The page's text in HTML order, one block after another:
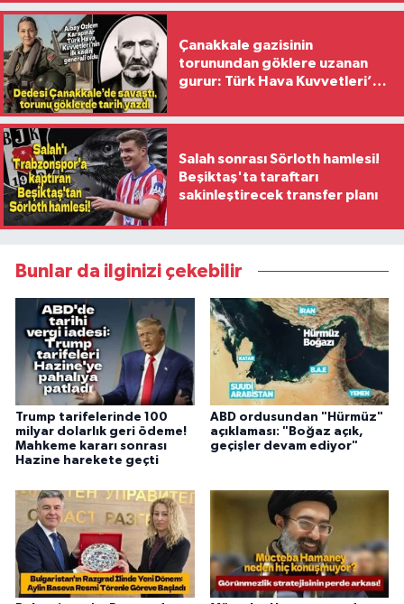
Çanakkale gazisinin
torunundan göklere uzanan
gurur: Türk Hava Kuvvetleri’nin
Salah sonrası Sörloth hamlesi!
Beşiktaş'ta taraftarı
sakinleştirecek transfer planı
Bunlar da ilginizi çekebilir
Trump tarifelerinde 100
milyar dolarlık geri ödeme!
Mahkeme kararı sonrası
Hazine harekete geçti
ABD ordusundan "Hürmüz"
açıklaması: "Boğaz açık,
geçişler devam ediyor"